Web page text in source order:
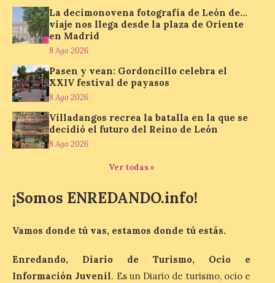
Turismo, Ocio e Información para
jóvenes “Enredando.info”. Pilar Aller Aller
nos envía la décimo […]
Los minerales y sus usos
más comunes centran la
nueva exposición del
Museo de la Siderurgia y
la Minería de Sabero
La exposición que se
inaugurará el sábado día 8
media de la mañana,
durante la ‘Feria de
León’, podrá visitarse hasta finales del
mes de noviembre, con […]
La decimonovena fotografía de León de…
viaje nos llega desde la plaza de Oriente
en Madrid
8 Ago 2026
Pasen y vean: Gordoncillo celebra el
XXIV festival de payasos
8 Ago 2026
Villadangos recrea la batalla en la que se
decidió el futuro del Reino de León
8 Ago 2026
Ver todas »
¡Somos ENREDANDO.info!
Vamos donde tú vas, estamos donde tú estás.
Enredando, Diario de Turismo, Ocio e
Información Juvenil. Es un Diario de turismo, ocio e